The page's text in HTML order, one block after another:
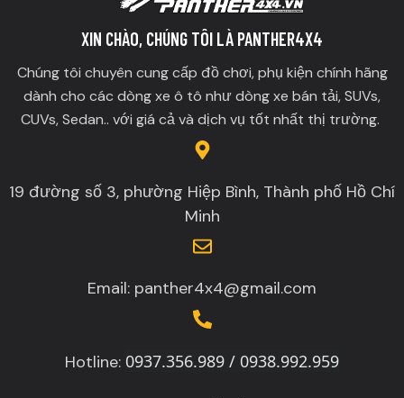
XIN CHÀO, CHÚNG TÔI LÀ PANTHER4X4
Chúng tôi chuyên cung cấp đồ chơi, phụ kiện chính hãng
dành cho các dòng xe ô tô như dòng xe bán tải, SUVs,
CUVs, Sedan.. với giá cả và dịch vụ tốt nhất thị trường.
19 đường số 3, phường Hiệp Bình, Thành phố Hồ Chí
Minh
Email: panther4x4@gmail.com
Hotline: 0937.356.989 / 0938.992.959